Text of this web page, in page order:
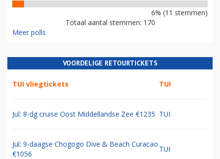
6% (11 stemmen)
Totaal aantal stemmen: 170
Meer polls
VOORDELIGE RETOURTICKETS
TUI vliegtickets TUI
Jul: 8-dg cruise Oost Middellandse Zee €1235 TUI
Jul: 9-daagse Chogogo Dive & Beach Curacao
€1056
TUI